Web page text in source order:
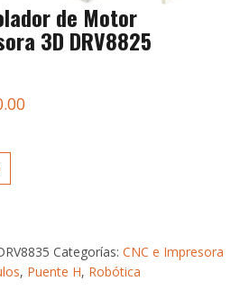
de Motor
3D DRV8825
Categorías: CNC e Impresora
, Puente H, Robótica